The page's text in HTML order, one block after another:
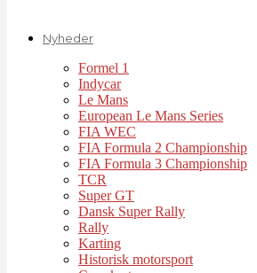
Nyheder
Formel 1
Indycar
Le Mans
European Le Mans Series
FIA WEC
FIA Formula 2 Championship
FIA Formula 3 Championship
TCR
Super GT
Dansk Super Rally
Rally
Karting
Historisk motorsport